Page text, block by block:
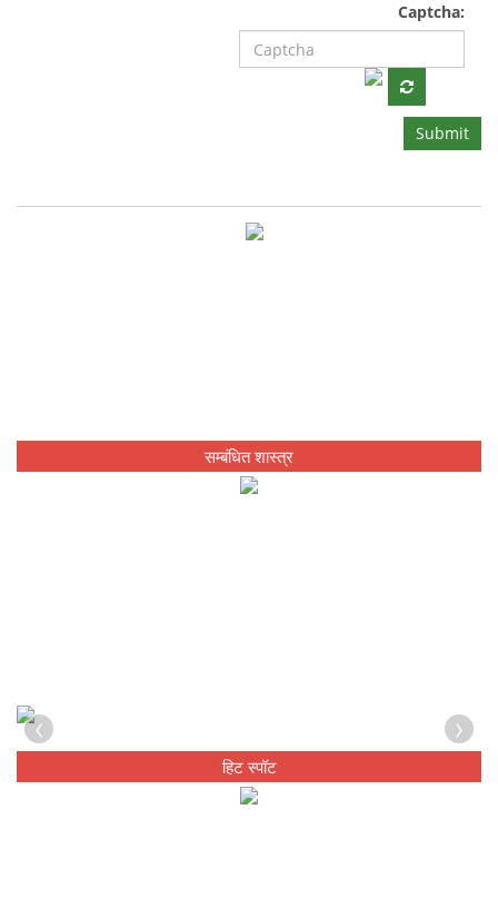
Captcha:
Submit
सम्बंधित शास्त्र
‹ ›
हिट स्पॉट